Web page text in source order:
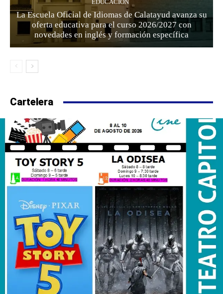
EDUCACION
La Escuela Oficial de Idiomas de Calatayud avanza su
oferta educativa para el curso 2026/2027 con
novedades en inglés y formación específica
Cartelera